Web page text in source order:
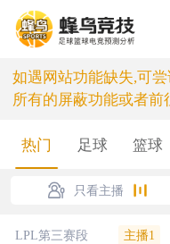
如遇网站功能缺失,可
所有的屏蔽功能或者前
热门 足球 篮球
只看主播
LPL第三赛段 主播1